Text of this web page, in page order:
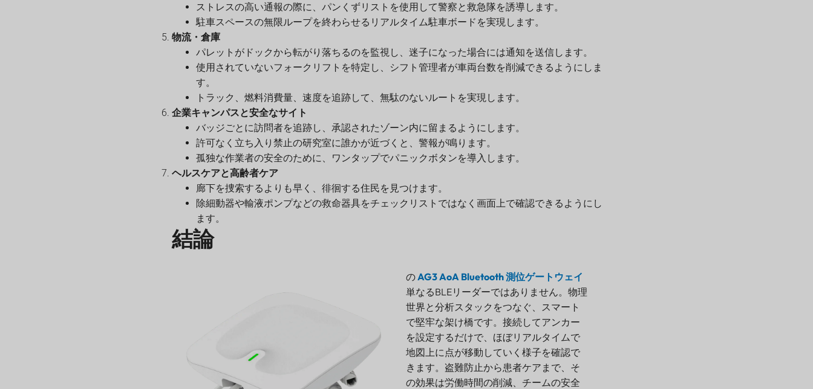
ストレスの高い通報の際に、パンくずリストを使用して警察と救急隊を誘導します。
駐車スペースの無限ループを終わらせるリアルタイム駐車ボードを実現します。
物流・倉庫
パレットがドックから転がり落ちるのを監視し、迷子になった場合には通知を送信します。
使用されていないフォークリフトを特定し、シフト管理者が車両台数を削減できるようにしま
す。
トラック、燃料消費量、速度を追跡して、無駄のないルートを実現します。
企業キャンパスと安全なサイト
バッジごとに訪問者を追跡し、承認されたゾーン内に留まるようにします。
許可なく立ち入り禁止の研究室に誰かが近づくと、警報が鳴ります。
孤独な作業者の安全のために、ワンタップでパニックボタンを導入します。
ヘルスケアと高齢者ケア
廊下を捜索するよりも早く、徘徊する住民を見つけます。
除細動器や輸液ポンプなどの救命器具をチェックリストではなく画面上で確認できるようにし
ます。
結論
のAG3 AoA Bluetooth 測位ゲートウェイ
単なるBLEリーダーではありません。物理
世界と分析スタックをつなぐ、スマート
で堅牢な架け橋です。接続してアンカー
を設定するだけで、ほぼリアルタイムで
地図上に点が移動していく様子を確認で
きます。盗難防止から患者ケアまで、そ
の効果は労働時間の削減、チームの安全